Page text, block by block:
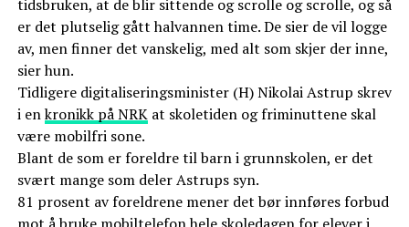
tidsbruken, at de blir sittende og scrolle og scrolle, og så
er det plutselig gått halvannen time. De sier de vil logge
av, men finner det vanskelig, med alt som skjer der inne,
sier hun.
Tidligere digitaliseringsminister (H) Nikolai Astrup skrev
i enkronikk på NRKat skoletiden og friminuttene skal
være mobilfri sone.
Blant de som er foreldre til barn i grunnskolen, er det
svært mange som deler Astrups syn.
81 prosent av foreldrene mener det bør innføres forbud